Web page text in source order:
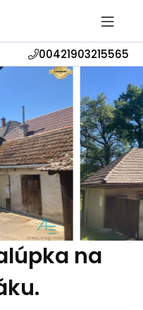
00421903215565
na